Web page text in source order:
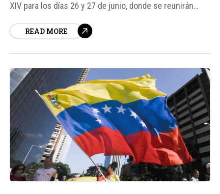
XIV para los días 26 y 27 de junio, donde se reunirán
objetivo principal reflexionar sobre la situación
READ MORE